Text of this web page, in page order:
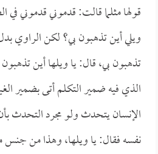
قولها مثلما قالت: قدموني قدموني في
ويلي أين تذهبون بي؟ لكن الراوي
تذهبون بي، قال: يا ويلها أين
الذي فيه ضمير التكلم أتى بضمير
الإنسان يتحدث ولو مجرد التحدث
نفسه فقال: يا ويلها، وهذا من